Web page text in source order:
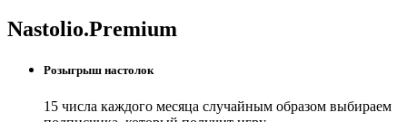
Nastolio.Premium
Розыгрыш настолок
15 числа каждого месяца случайным образом выбираем